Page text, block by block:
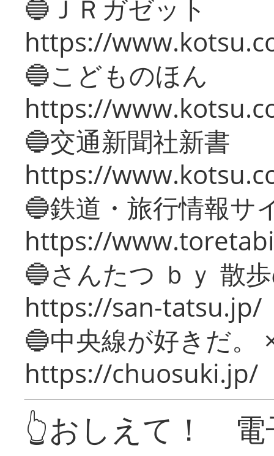
🔵ＪＲガゼット
https://
🔵こどものほん
https://
🔵交通新聞社新書
https://
🔵鉄道・旅行情報サ
https://
🔵さんたつ ｂｙ 散
https://san-tatsu.jp/
🔵中央線が好きだ。
https://chuosuki.jp/
👆おしえて！ 電